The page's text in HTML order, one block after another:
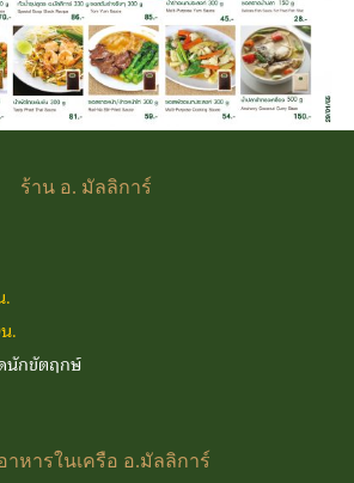
ร้าน อ. มัลลิการ์
.
.
นักขัตฤกษ์
าหารในเครือ อ.มัลลิการ์